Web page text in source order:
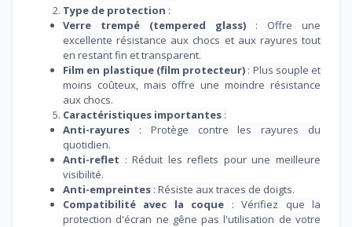
Type de protection :
Verre trempé (tempered glass) : Offre une
excellente résistance aux chocs et aux rayures tout
en restant fin et transparent.
Film en plastique (film protecteur) : Plus souple et
moins coûteux, mais offre une moindre résistance
aux chocs.
Caractéristiques importantes :
Anti-rayures : Protège contre les rayures du
quotidien.
Anti-reflet : Réduit les reflets pour une meilleure
visibilité.
Anti-empreintes : Résiste aux traces de doigts.
Compatibilité avec la coque : Vérifiez que la
protection d'écran ne gêne pas l'utilisation de votre